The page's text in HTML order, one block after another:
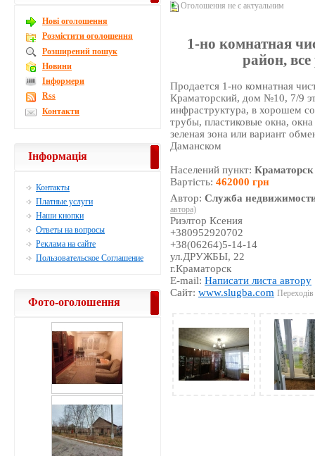
Оголошення не є актуальним
1-но комнатная
район,
Продается 1-но комнатная
Краматорский, дом №10, 7/9
инфраструктура, в хорошем
трубы, пластиковые окна,
зеленая зона или вариант
Даманском
Населений пункт:Краматорск
Вартість:462000 грн
Автор:Служба
автора)
Риэлтор Ксения
+380952920702
+38(06264)5-14-14
ул.ДРУЖБЫ, 22
г.Краматорск
E-mail:Написати листа автору
Сайт:www.slugba.com
Новi оголошення
Розмістити оголошення
Розширений пошук
Новини
Інформери
Rss
Контакти
Інформація
Контакты
Платные услуги
Наши кнопки
Ответы на вопросы
Реклама на сайте
Пользовательское Соглашение
Фото-оголошення